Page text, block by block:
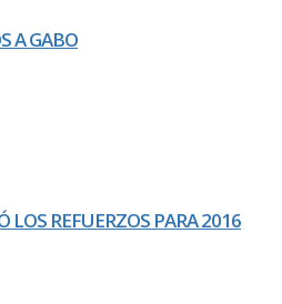
A GABO
LOS REFUERZOS PARA 2016